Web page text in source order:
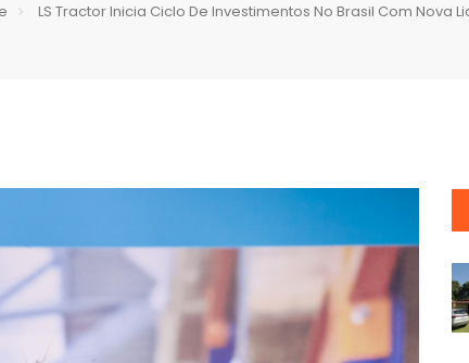
LS Tractor Inicia Ciclo De Investimentos No Brasil Com